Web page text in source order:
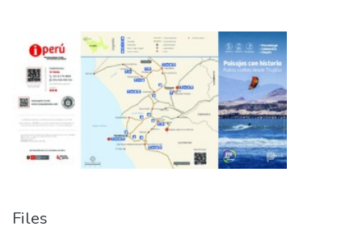
Files